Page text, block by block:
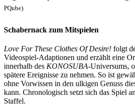
PQube)
Schabernack zum Mitspielen
Love For These Clothes Of Desire! folgt
Videospiel-Adaptionen und erzählt eine
innerhalb des KONOSUBA-Universums,
spätere Ereignisse zu nehmen. So ist
ohne Vorwissen in den ulkigen Genuss
kann. Chronologisch setzt sich das Spiel
Staffel.